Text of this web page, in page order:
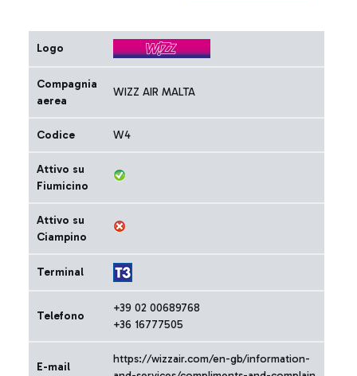
Logo
Compagnia
aerea
WIZZ AIR MALTA
Codice W4
Attivo su
Fiumicino
Attivo su
Ciampino
Terminal
Telefono
+39 02 00689768
+36 16777505
E-mail
https://wizzair.com/en-gb/information-